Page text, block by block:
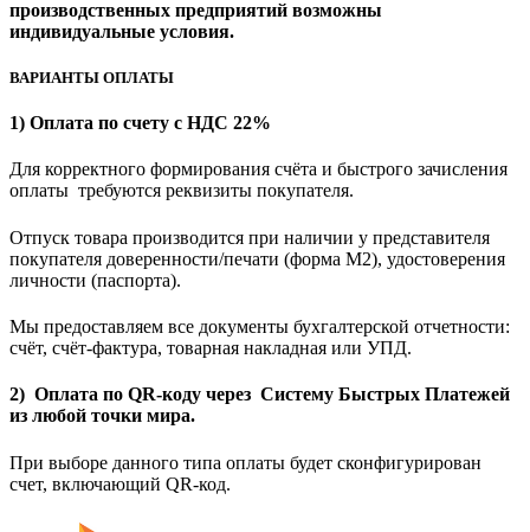
производственных предприятий возможны
индивидуальные условия.
ВАРИАНТЫ ОПЛАТЫ
1) Оплата по счету с НДС 22%
Для корректного формирования счёта и быстрого зачисления
оплаты требуются реквизиты покупателя.
Отпуск товара производится при наличии у представителя
покупателя доверенности/печати (форма M2), удостоверения
личности (паспорта).
Мы предоставляем все документы бухгалтерской отчетности:
счёт, счёт-фактура, товарная накладная или УПД.
2) Оплата по QR-коду через Систему Быстрых Платежей
из любой точки мира.
При выборе данного типа оплаты будет сконфигурирован
счет, включающий QR-код.